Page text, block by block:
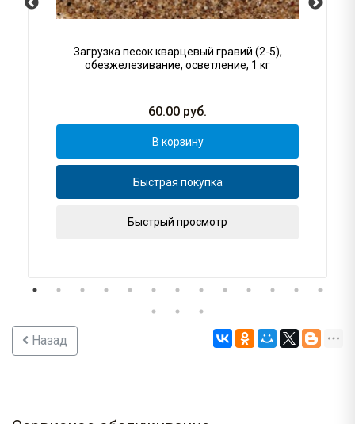
Загрузка песок кварцевый гравий (2-5),
обезжелезивание, осветление, 1 кг
60.00 руб.
В корзину
Быстрая покупка
Быстрый просмотр
Назад